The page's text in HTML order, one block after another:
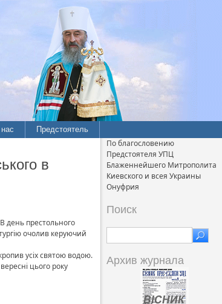
Предстоятель
в
день престольного
очолив керуючий
усіх святою водою.
цього року
По благословению
Предстоятеля УПЦ
Блаженнейшего Митрополита
Киевского и всея Украины
Онуфрия
Поиск
Архив журнала